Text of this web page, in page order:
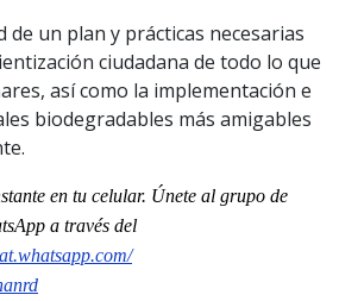
de un plan y prácticas necesarias
ciudadana de todo lo que
así como la implementación e
biodegradables más amigables
en tu celular. Únete al grupo de
a través del